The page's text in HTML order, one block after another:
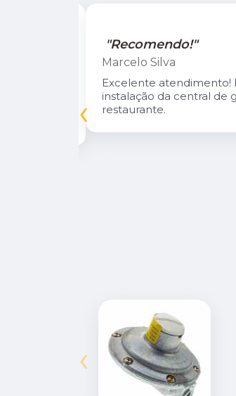
"Recomendo!"
Marcelo Silva
Excelente atendimento!
instalação da central de
restaurante.
‹
‹